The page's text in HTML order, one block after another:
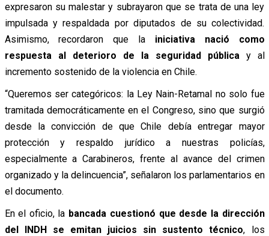
expresaron su malestar y subrayaron que se trata de una ley
impulsada y respaldada por diputados de su colectividad.
Asimismo, recordaron que la iniciativa nació como
respuesta al deterioro de la seguridad pública y al
incremento sostenido de la violencia en Chile.
“Queremos ser categóricos: la Ley Nain-Retamal no solo fue
tramitada democráticamente en el Congreso, sino que surgió
desde la convicción de que Chile debía entregar mayor
protección y respaldo jurídico a nuestras policías,
especialmente a Carabineros, frente al avance del crimen
organizado y la delincuencia”, señalaron los parlamentarios en
el documento.
En el oficio, la bancada cuestionó que desde la dirección
del INDH se emitan juicios sin sustento técnico, los